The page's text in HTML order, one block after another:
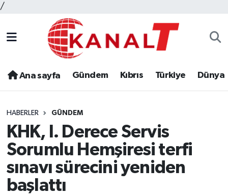
/
Ana sayfa Gündem Kıbrıs Türkiye Dünya
HABERLER GÜNDEM
KHK, I. Derece Servis
Sorumlu Hemşiresi terfi
sınavı sürecini yeniden
başlattı